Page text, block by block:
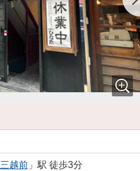
三越前」駅 徒歩3分